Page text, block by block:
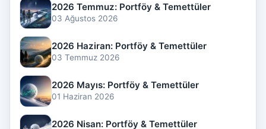
2026 Temmuz: Portföy & Temettüler
03 Ağustos 2026
2026 Haziran: Portföy & Temettüler
03 Temmuz 2026
2026 Mayıs: Portföy & Temettüler
01 Haziran 2026
2026 Nisan: Portföy & Temettüler